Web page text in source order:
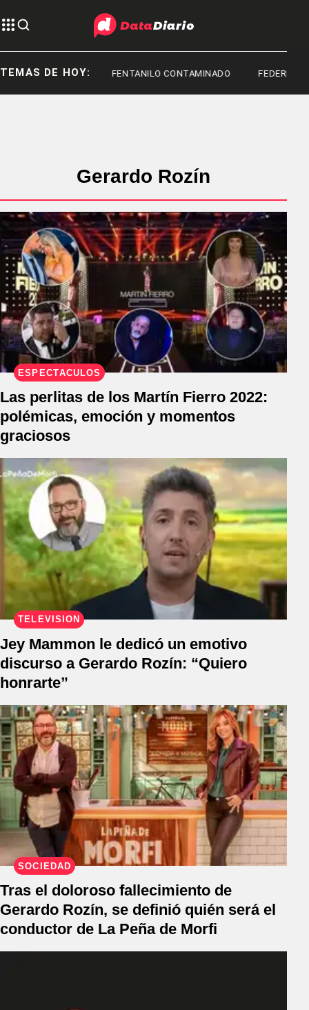
TEMAS DE HOY:
TOYOTA FENTANILO CONTAMINADO FEDERICO
Gerardo Rozín
ESPECTÁCULOS
Las perlitas de los Martín Fierro 2022:
polémicas, emoción y momentos
graciosos
TELEVISIÓN
Jey Mammon le dedicó un emotivo
discurso a Gerardo Rozín: “Quiero
honrarte”
SOCIEDAD
Tras el doloroso fallecimiento de
Gerardo Rozín, se definió quién será el
conductor de La Peña de Morfi